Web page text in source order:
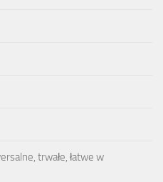
trwałe, łatwe w